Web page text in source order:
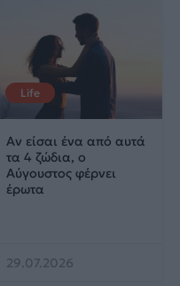
Life
Αν είσαι ένα από αυτά
τα 4 ζώδια, ο
Αύγουστος φέρνει
έρωτα
29.07.2026